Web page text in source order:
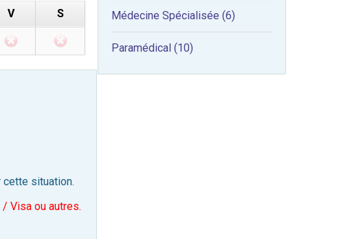
V S
situation.
/ Visa ou autres.
Médecine Spécialisée (6)
Paramédical (10)